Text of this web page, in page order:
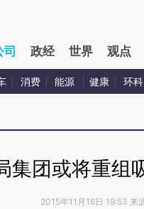
司 政经 世界 观点
消费 能源 健康 环科
集团或将重组
2015年11月16日 19:53 来